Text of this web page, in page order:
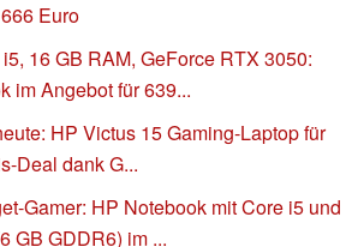
Euro
16 GB RAM, GeForce RTX 3050:
im Angebot für 639...
HP Victus 15 Gaming-Laptop für
Deal dank G...
Gamer: HP Notebook mit Core i5 und
GB GDDR6) im ...